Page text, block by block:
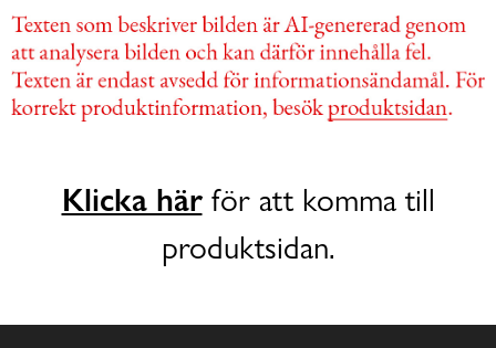
Klicka härför att komma till
produktsidan.